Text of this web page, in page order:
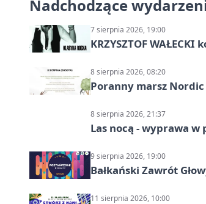
Nadchodzące
7 sierpnia 2026, 19:00
KRZYSZTOF
8 sierpnia 2026, 08:20
Poranny marsz
8 sierpnia 2026, 21:37
Las nocą - wyprawa
9 sierpnia 2026, 19:00
Bałkański Zawrót
11 sierpnia 2026, 10:00